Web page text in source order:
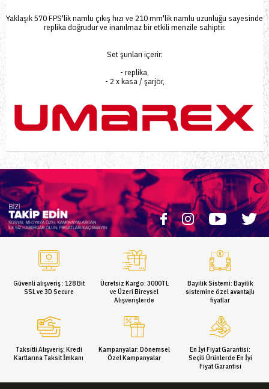
Yaklaşık570 FPS'lik namlu çıkış hızı ve 210 mm'lik namlu uzunluğu sayesinde
replika doğrudur ve inanılmaz bir etkili menzile sahiptir.
Set şunları içerir:
- replika,
- 2 x kasa / şarjör,
Güvenli alışveriş : 128 Bit
SSL ve 3D Secure
Ücretsiz Kargo: 3000TL
ve Üzeri Bireysel
Alışverişlerde
Bayilik Sistemi: Bayilik
sistemine özel avantajlı
fiyatlar
Taksitli Alışveriş: Kredi
Kartlarına Taksit İmkanı
Kampanyalar: Dönemsel
Özel Kampanyalar
En İyi Fiyat Garantisi:
Seçili Ürünlerde En İyi
Fiyat Garantisi